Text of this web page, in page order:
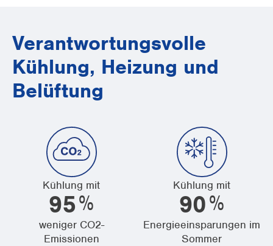
Verantwortungsvolle
Kühlung, Heizung und
Belüftung
Kühlung mit
95%
weniger CO2-
Emissionen
Kühlung mit
90%
Energieeinsparungen im
Sommer